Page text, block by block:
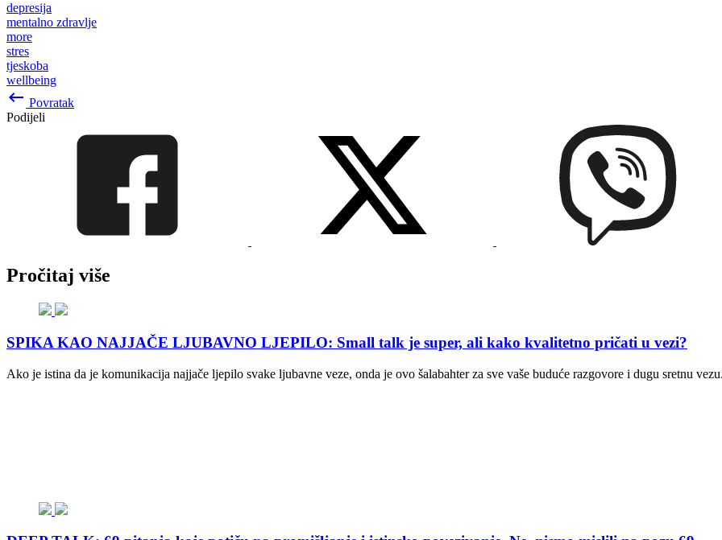
depresija
mentalno zdravlje
more
stres
tjeskoba
wellbeing
keyboard_backspace Povratak
Podijeli
Pročitaj više
SPIKA KAO NAJJAČE LJUBAVNO LJEPILO: Small talk je super, ali kako kvalitetno pričati u vezi?
Ako je istina da je komunikacija najjače ljepilo svake ljubavne veze, onda je ovo šalabahter za sve vaše buduće razgovore i dugu sretnu